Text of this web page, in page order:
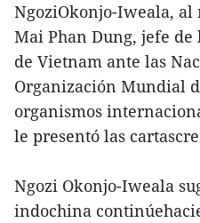
NgoziOkonjo-Iweala,
Mai Phan Dung, jefe
de Vietnam ante las
Organización Mundial
organismos
le presentó las
Ngozi Okonjo-Iweala
indochina